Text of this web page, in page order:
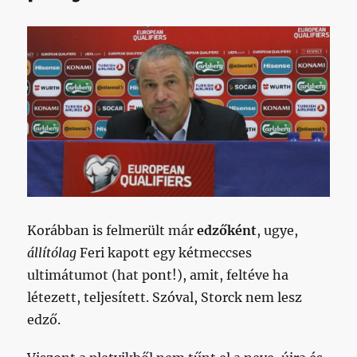
Korábban is felmerült máredzőként, ugye,
állítólag Feri kapott egy kétmeccses
ultimátumot (hat pont!), amit, feltéve ha
létezett, teljesített. Szóval, Storck nem lesz
edző.